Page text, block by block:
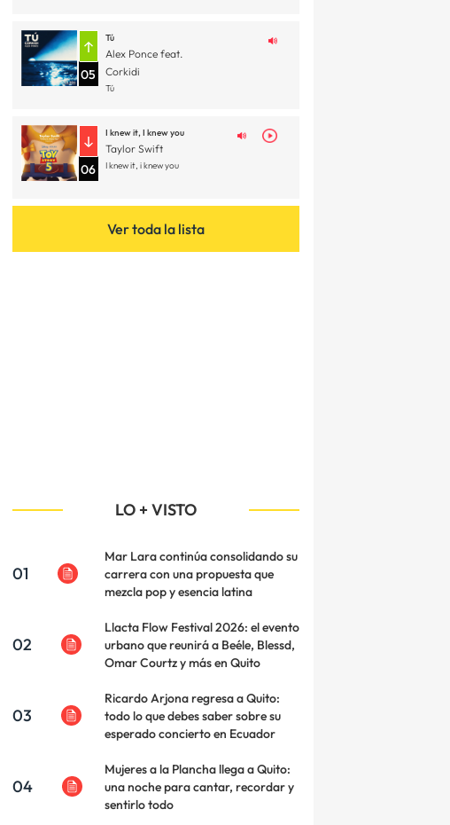
05
Tú
Alex Ponce feat.
Corkidi
Tú
06
I knew it, I knew you
Taylor Swift
I knew it, i knew you
Ver toda la lista
LO + VISTO
01
Mar Lara continúa consolidando su
carrera con una propuesta que
mezcla pop y esencia latina
02
Llacta Flow Festival 2026: el evento
urbano que reunirá a Beéle, Blessd,
Omar Courtz y más en Quito
03
Ricardo Arjona regresa a Quito:
todo lo que debes saber sobre su
esperado concierto en Ecuador
04
Mujeres a la Plancha llega a Quito:
una noche para cantar, recordar y
sentirlo todo